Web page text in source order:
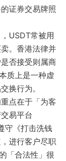
证券交易牌照
USDT常被用
。香港法律并
否接受则属商
本质上是一种虚
换行为。
重点在于「为客
易平台
守《打击洗钱
进行客户尽职
「合法性」很